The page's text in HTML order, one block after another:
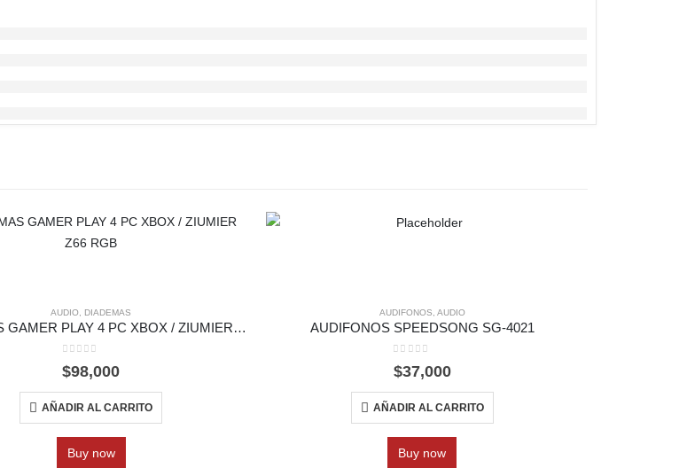
AUDIO DIADEMAS
DIADEMAS GAMER PLAY 4 PC XBOX / ZIUMIER Z66 RGB
0
$98,000
AÑADIR AL CARRITO
Buy now
AUDIFONOS AUDIO
AUDIFONOS SPEEDSONG SG-4021
0
$37,000
AÑADIR AL CARRITO
Buy now